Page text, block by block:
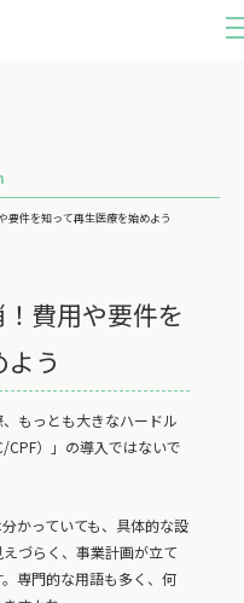
要件を知って再生医療を始めよう
費用や要件を
う
もっとも大きなハードル
CPF）」の導入ではないで
かっていても、具体的な設
づらく、事業計画が立て
専門的な用語も多く、何